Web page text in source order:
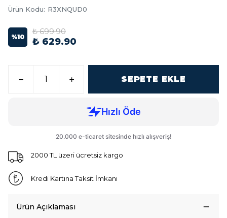
Ürün Kodu: R3XNQUD0
%10
₺ 699.90
₺ 629.90
SEPETE EKLE
2000 TL üzeri ücretsiz kargo
Kredi Kartına Taksit İmkanı
Ürün Açıklaması